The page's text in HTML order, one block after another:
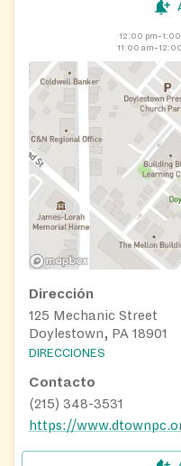
12:00 pm–1:00
11:00
Dirección
125 Mechanic Street
Doylestown, PA 18901
DIRECCIONES
Contacto
(215) 348-3531
https://